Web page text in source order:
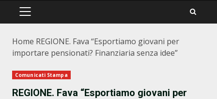
PRIMÄRES
Home REGIONE. Fava “Esportiamo giovani per
importare pensionati? Finanziaria senza idee”
Comunicati Stampa
REGIONE. Fava “Esportiamo giovani per